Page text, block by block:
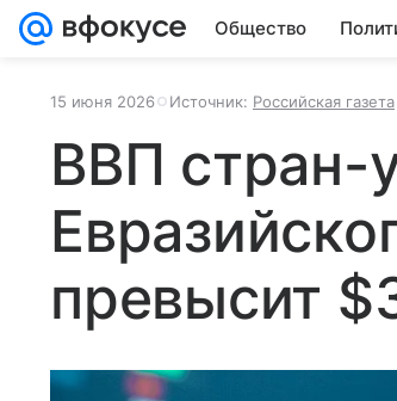
Общество
15 июня 2026 Источник: Российская газета
ВВП стран-
превысит